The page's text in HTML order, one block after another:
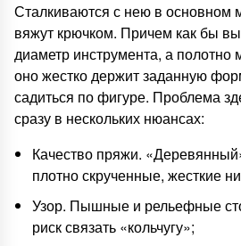
Сталкиваются с нею в основном
вяжут крючком. Причем как бы
диаметр инструмента, а полотно
оно жестко держит заданную
садиться по фигуре. Проблема
сразу в нескольких нюансах:
Качество пряжи.
плотно скрученные, жесткие
Узор. Пышные и рельефные
риск связать «кольчугу»;